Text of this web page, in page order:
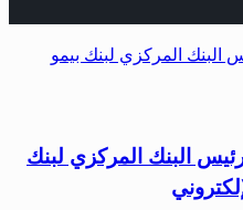
البنك المركزي لبنك